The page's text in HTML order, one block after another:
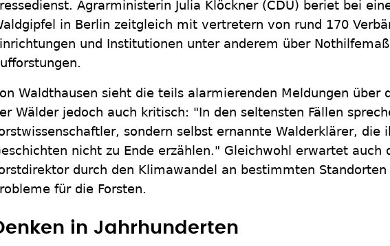
Agrarministerin Julia Klöckner (CDU) beriet bei
in Berlin zeitgleich mit vertretern von rund 170
und Institutionen unter anderem über
Waldthausen sieht die teils alarmierenden Meldungen über
Wälder jedoch auch kritisch: "In den seltensten Fällen
sondern selbst ernannte Walderklärer, die
nicht zu Ende erzählen." Gleichwohl erwartet auch
durch den Klimawandel an bestimmten
für die Forsten.
in Jahrhunderten